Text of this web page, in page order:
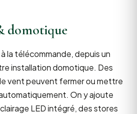
domotique
la télécommande, depuis un
installation domotique. Des
vent peuvent fermer ou mettre
On y ajoute
LED intégré, des stores